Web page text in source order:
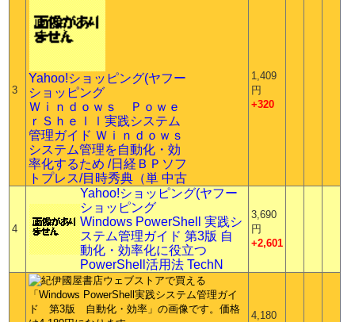
3
Yahoo!ショッピング(ヤフー
ショッピング
Ｗｉｎｄｏｗｓ Ｐｏｗｅ
ｒＳｈｅｌｌ実践システム
管理ガイド Ｗｉｎｄｏｗｓ
システム管理を自動化・効
率化するため /日経ＢＰソフ
トプレス/目時秀典（単 中古
1,409
円
+320
4
Yahoo!ショッピング(ヤフー
ショッピング
Windows PowerShell 実践シ
ステム管理ガイド 第3版 自
動化・効率化に役立つ
PowerShell活用法 TechN
3,690
円
+2,601
4,180